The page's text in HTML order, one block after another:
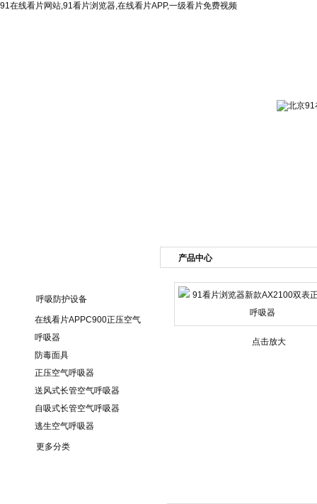
91在线看片网站,91看片浏览器,在线看片APP,一级看片免费视频
呼吸防护设备
在线看片APPC900正压空气
呼吸器
防毒面具
正压空气呼吸器
送风式长管空气呼吸器
自吸式长管空气呼吸器
逃生空气呼吸器
更多分类
产品中心
点击放大